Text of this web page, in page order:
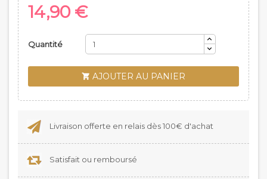
14,90 €
Quantité
 AJOUTER AU PANIER
Livraison offerte en relais dès 100€ d'achat
Satisfait ou remboursé